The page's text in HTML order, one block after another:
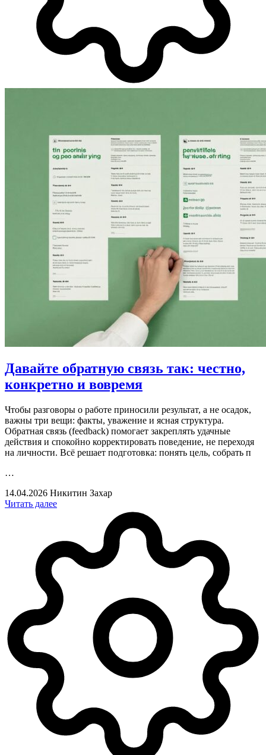
Давайте обратную связь так: честно,
конкретно и вовремя
Чтобы разговоры о работе приносили результат, а не осадок,
важны три вещи: факты, уважение и ясная структура.
Обратная связь (feedback) помогает закреплять удачные
действия и спокойно корректировать поведение, не переходя
на личности. Всё решает подготовка: понять цель, собрать п
…
14.04.2026 Никитин Захар
Читать далее